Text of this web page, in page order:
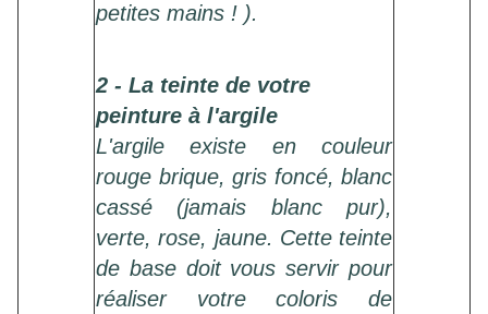
petites mains ! ).
2 - La teinte de votre
peinture à l'argile
L'argile existe en couleur
rouge brique, gris foncé, blanc
cassé (jamais blanc pur),
verte, rose, jaune. Cette teinte
de base doit vous servir pour
réaliser votre coloris de